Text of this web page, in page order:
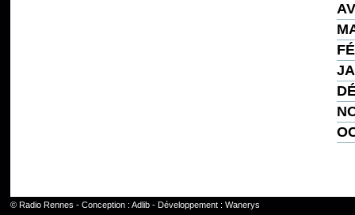
© Radio Rennes - Conception : Adlib- Développement : Wanerys